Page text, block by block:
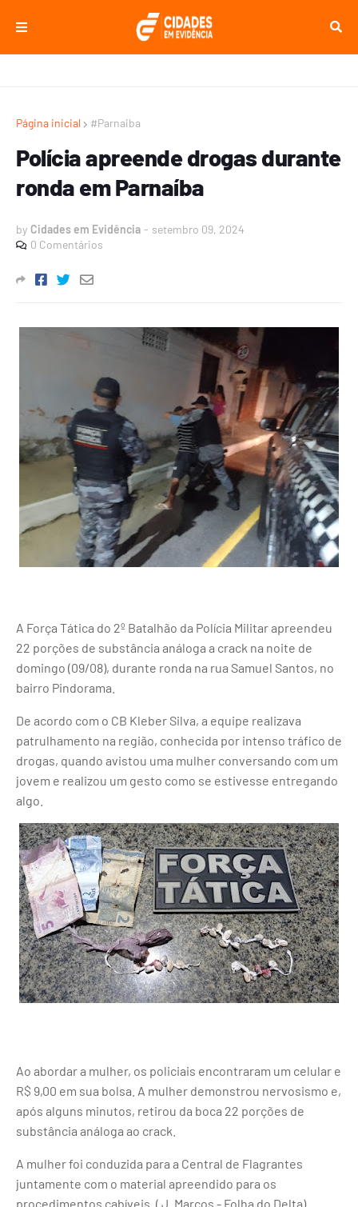
Página inicial #Parnaiba
Polícia apreende drogas durante
ronda em Parnaíba
by Cidades em Evidência - setembro 09, 2024
0 Comentários
A Força Tática do 2º Batalhão da Polícia Militar apreendeu
22 porções de substância análoga a crack na noite de
domingo (09/08), durante ronda na rua Samuel Santos, no
bairro Pindorama.
De acordo com o CB Kleber Silva, a equipe realizava
patrulhamento na região, conhecida por intenso tráfico de
drogas, quando avistou uma mulher conversando com um
jovem e realizou um gesto como se estivesse entregando
algo.
Ao abordar a mulher, os policiais encontraram um celular e
R$ 9,00 em sua bolsa. A mulher demonstrou nervosismo e,
após alguns minutos, retirou da boca 22 porções de
substância análoga ao crack.
A mulher foi conduzida para a Central de Flagrantes
juntamente com o material apreendido para os
procedimentos cabíveis. ( J. Marcos - Folha do Delta)